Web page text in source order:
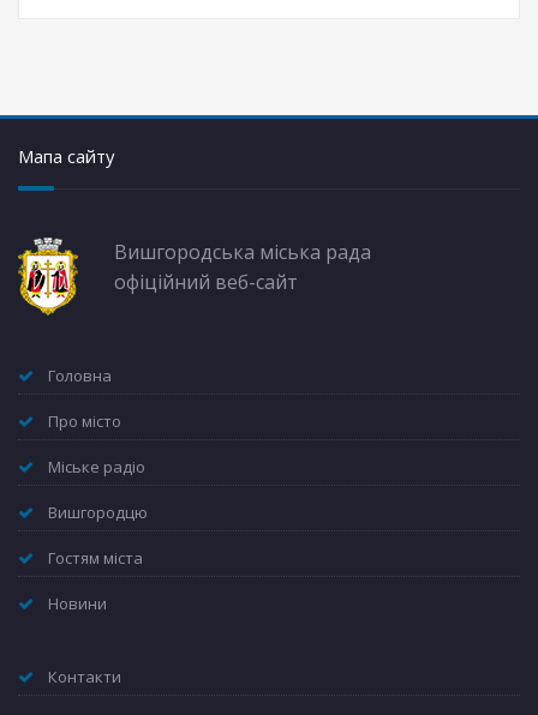
Мапа сайту
Вишгородська міська рада
офіційний веб-сайт
Головна
Про місто
Міське радіо
Вишгородцю
Гостям міста
Новини
Контакти